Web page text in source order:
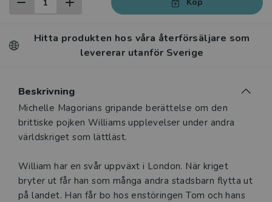
Hitta produkten hos våra återförsäljare som
levererar utanför Sverige
Beskrivning
Beskrivning
Michelle Magorians gripande berättelse om den
brittiske pojken Williams upplevelser under andra
världskriget som lättläst.
William har en svår uppväxt i London. När kriget
bryter ut får han som många andra stadsbarn flytta ut
på landet. Han får bo hos enstöringen Tom och hans